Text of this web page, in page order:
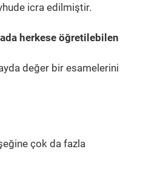
icra edilmiştir.
herkese öğretilebilen
değer bir esamelerini
çok da fazla